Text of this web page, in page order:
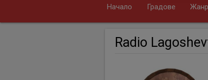
Начало Градове
Radio